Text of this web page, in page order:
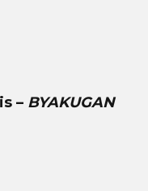
– BYAKUGAN